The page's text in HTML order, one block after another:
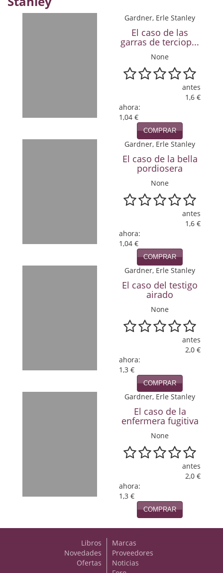
Novela romántica
Gardner, Erle Stanley
El caso de las
garras de terciop...
None
antes
1,6 €
ahora:
1,04 €
COMPRAR
Gardner, Erle Stanley
El caso de la bella
pordiosera
None
antes
1,6 €
ahora:
1,04 €
COMPRAR
Gardner, Erle Stanley
El caso del testigo
airado
None
antes
2,0 €
ahora:
1,3 €
COMPRAR
Gardner, Erle Stanley
El caso de la
enfermera fugitiva
None
antes
2,0 €
ahora:
1,3 €
COMPRAR
Libros
Novedades
Ofertas
Marcas
Proveedores
Noticias